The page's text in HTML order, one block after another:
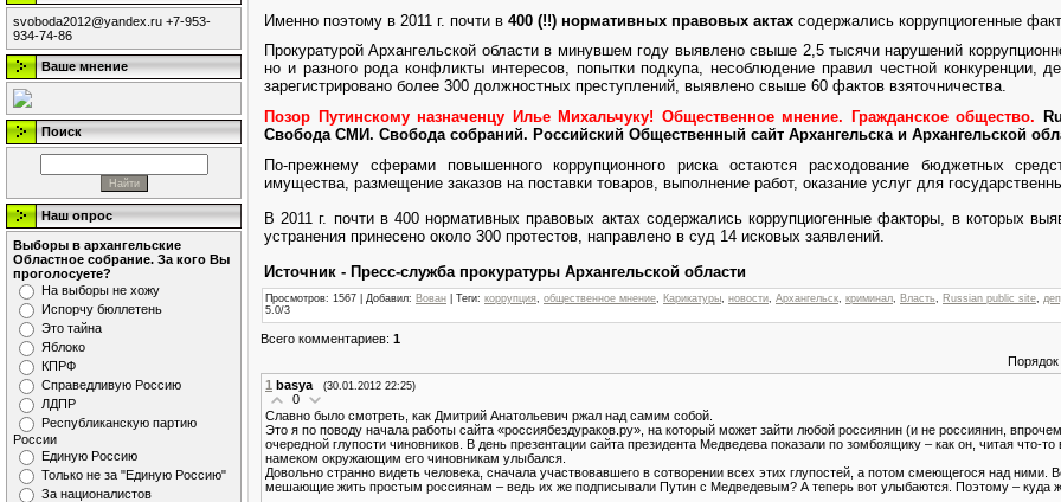
svoboda2012@yandex.ru +7-953-
934-74-86
Ваше мнение
Поиск
Наш опрос
Выборы в архангельские
Областное собрание. За кого Вы
проголосуете?
На выборы не хожу
Испорчу бюллетень
Это тайна
Яблоко
КПРФ
Справедливую Россию
ЛДПР
Республиканскую партию
России
Единую Россию
Только не за "Единую Россию"
За националистов
Именно поэтому в 2011 г. почти в 400 (!!) нормативных правовых актах содержались коррупциогенные
Прокуратурой Архангельской области в минувшем году выявлено свыше 2,5 тысячи нарушений
но и разного рода конфликты интересов, попытки подкупа, несоблюдение правил честной конкуренции,
зарегистрировано более 300 должностных преступлений, выявлено свыше 60 фактов взяточничества.
Позор Путинскому назначенцу Илье Михальчуку! Общественное мнение. Гражданское общество.
Свобода СМИ. Свобода собраний. Российский Общественный сайт Архангельска и Архангельской
По-прежнему сферами повышенного коррупционного риска остаются расходование бюджетных
имущества, размещение заказов на поставки товаров, выполнение работ, оказание услуг для
В 2011 г. почти в 400 нормативных правовых актах содержались коррупциогенные факторы, в которых
устранения принесено около 300 протестов, направлено в суд 14 исковых заявлений.
Источник - Пресс-служба прокуратуры Архангельской области
Просмотров: 1567 | Добавил: Вован Теги: коррупция общественное мнение Карикатуры новости Архангельск криминал Власть Russian public site
5.0/3
Всего комментариев: 1
1 basya (30.01.2012 22:25)
0
Славно было смотреть, как Дмитрий Анатольевич ржал над самим собой.
Это я по поводу начала работы сайта «россиябездураков.ру», на который может зайти любой россиянин (и не россиянин,
очередной глупости чиновников. В день презентации сайта президента Медведева показали по зомбоящику – как он, читая что-
намеком окружающим его чиновникам улыбался.
Довольно странно видеть человека, сначала участвовавшего в сотворении всех этих глупостей, а потом смеющегося над ними.
мешающие жить простым россиянам – ведь их же подписывали Путин с Медведевым? А теперь вот улыбаются. Поэтому – куда ж